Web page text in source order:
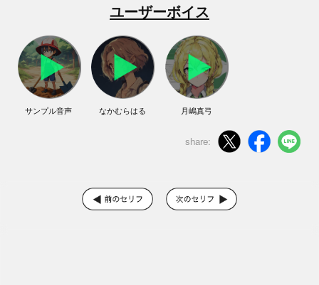
ユーザーボイス
サンプル音声 なかむらはる 月嶋真弓
share: